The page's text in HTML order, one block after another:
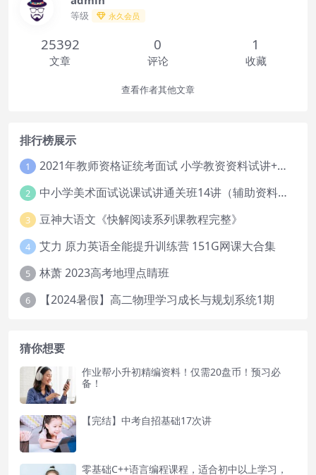
等级 永久会员
25392
文章
0
评论
1
收藏
查看作者其他文章
排行榜展示
1 2021年教师资格证统考面试 小学教资资料试讲+答辩
2 中小学美术面试说课试讲通关班14讲（辅助资料第一套）
3 豆神大语文《快解阅读系列课教程完整》
4 艾力 原力英语全能提升训练营 151G网课大合集
5 林萧 2023高考地理点睛班
6 【2024暑假】高二物理学习成长与规划系统1期
猜你想要
作业帮小升初精编资料！仅需20盘币！预习必
备！
【完结】中考自招基础17次讲
零基础C++语言编程课程，适合初中以上学习，